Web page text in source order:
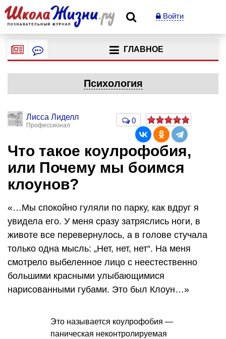
Войти
ГЛАВНОЕ
Психология
Лисса Лиделл
Профессионал
0
Что такое коулрофобия,
или Почему мы боимся
клоунов?
«…Мы спокойно гуляли по парку, как вдруг я
увидела его. У меня сразу затряслись ноги, в
животе все перевернулось, а в голове стучала
только одна мысль: „Нет, нет, нет“. На меня
смотрело выбеленное лицо с неестественно
большими красными улыбающимися
нарисованными губами. Это был Клоун…»
Это называется коулрофобия —
паническая неконтролируемая